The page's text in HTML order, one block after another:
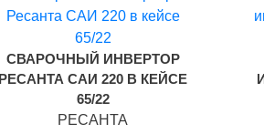
СВАРОЧНЫЙ ИНВЕРТОР
РЕСАНТА САИ 220 В КЕЙСЕ
65/22
РЕСАНТА